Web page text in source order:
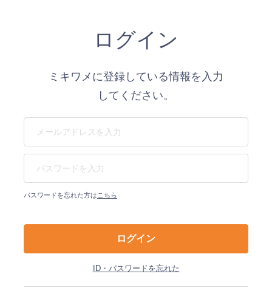
ログイン
ミキワメに登録している情報を入力
してください。
パスワードを忘れた方は こちら
ID・パスワードを忘れた